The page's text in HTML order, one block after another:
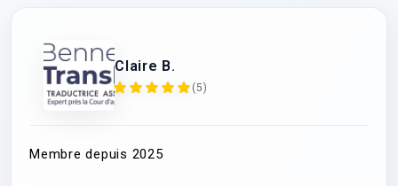
Claire B.
(5)
Membre depuis 2025